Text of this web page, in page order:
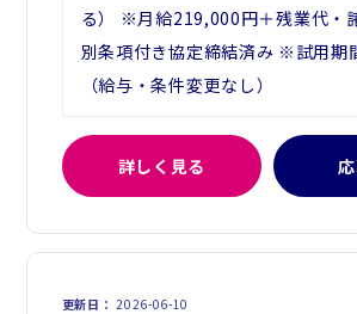
る） ※月給219,000円＋残業代・
別条項付き協定締結済み ※試用期
（給与・条件変更なし）
詳しく見る
更新日 2026-06-10